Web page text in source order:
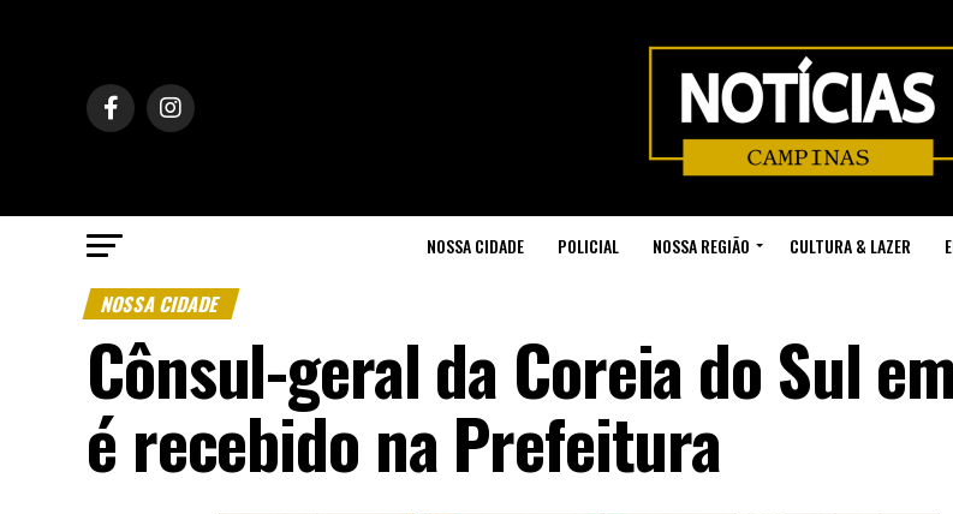
NOSSA CIDADE POLICIAL NOSSA REGIÃO CULTURA & LAZER
NOSSA CIDADE
Cônsul-geral da Coreia do Sul
é recebido na Prefeitura